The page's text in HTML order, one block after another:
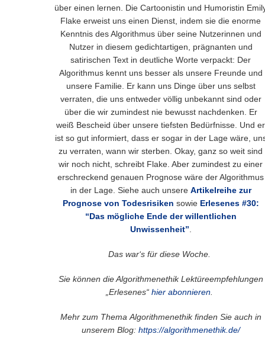
über einen lernen. Die Cartoonistin und Humoristin
Flake erweist uns einen Dienst, indem sie die enorme
Kenntnis des Algorithmus über seine Nutzerinnen und
Nutzer in diesem gedichtartigen, prägnanten und
satirischen Text in deutliche Worte verpackt: Der
Algorithmus kennt uns besser als unsere Freunde und
unsere Familie. Er kann uns Dinge über uns selbst
verraten, die uns entweder völlig unbekannt sind oder
über die wir zumindest nie bewusst nachdenken. Er
weiß Bescheid über unsere tiefsten Bedürfnisse. Und er
ist so gut informiert, dass er sogar in der Lage wäre,
zu verraten, wann wir sterben. Okay, ganz so weit sind
wir noch nicht, schreibt Flake. Aber zumindest zu einer
erschreckend genauen Prognose wäre der Algorithmus
in der Lage. Siehe auch unsere Artikelreihe zur
Prognose von Todesrisiken sowie Erlesenes #30:
“Das mögliche Ende der willentlichen
Unwissenheit”
Das war‘s für diese Woche.
Sie können die Algorithmenethik Lektüreempfehlungen
„Erlesenes“ hier abonnieren
Mehr zum Thema Algorithmenethik finden Sie auch in
unserem Blog: https://algorithmenethik.de/